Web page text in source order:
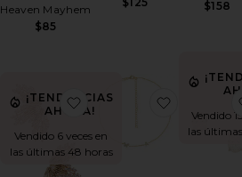
Heaven Mayhem
$85
$158
¡TENDENCIAS
AHORA!
Vendido 6 veces en
las últimas 48 horas
favoritoPENDIENTES
Vendido
las